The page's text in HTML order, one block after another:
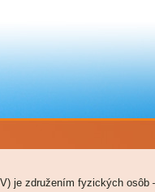
je združením fyzických osôb